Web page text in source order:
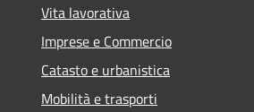
Vita lavorativa
Imprese e Commercio
Catasto e urbanistica
Mobilità e trasporti